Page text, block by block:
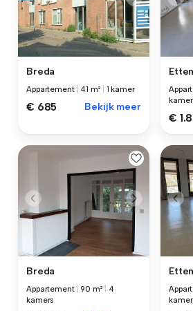
Breda
Appartement 41 m² 1 kamer
€ 685 Bekijk meer
€
Breda
Appartement |90 m²
4
kamers